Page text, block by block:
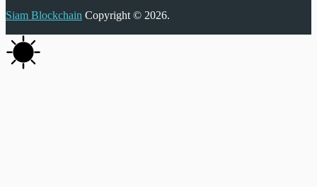
Siam Blockchain Copyright © 2026.